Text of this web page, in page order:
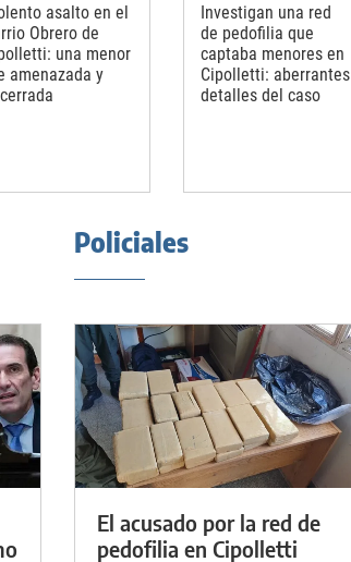
asalto en el
Obrero de
una menor
amenazada y
Investigan una red
de pedofilia que
captaba menores en
Cipolletti: aberrantes
detalles del caso
Policiales
El acusado por la red de
pedofilia en Cipolletti